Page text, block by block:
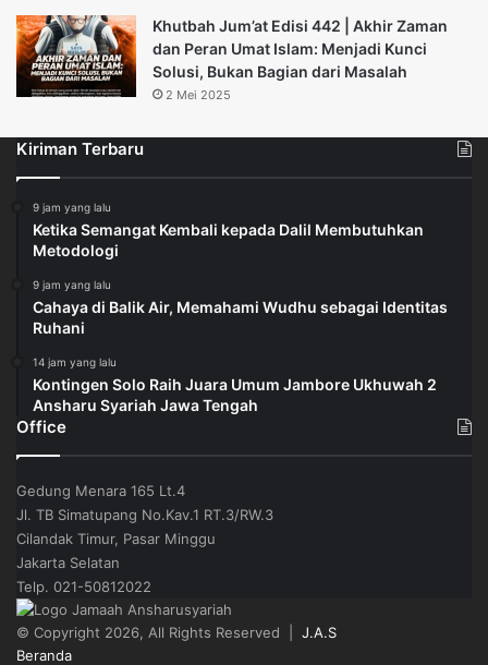
Khutbah Jum’at Edisi 442 | Akhir Zaman
dan Peran Umat Islam: Menjadi Kunci
Solusi, Bukan Bagian dari Masalah
2 Mei 2025
Kiriman Terbaru
9 jam yang lalu
Ketika Semangat Kembali kepada Dalil Membutuhkan
Metodologi
9 jam yang lalu
Cahaya di Balik Air, Memahami Wudhu sebagai Identitas
Ruhani
14 jam yang lalu
Kontingen Solo Raih Juara Umum Jambore Ukhuwah 2
Ansharu Syariah Jawa Tengah
Office
Gedung Menara 165 Lt.4
Jl. TB Simatupang No.Kav.1 RT.3/RW.3
Cilandak Timur, Pasar Minggu
Jakarta Selatan
Telp. 021-50812022
© Copyright 2026, All Rights Reserved | J.A.S
Beranda